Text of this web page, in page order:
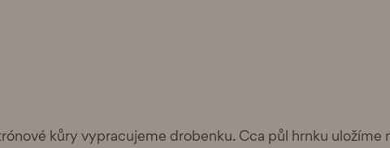
kůry vypracujeme drobenku. Cca půl hrnku uložíme